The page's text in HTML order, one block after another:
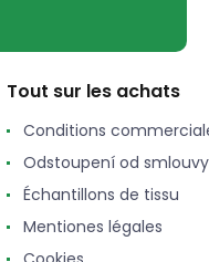
Tout sur les achats
Conditions
Odstoupení od smlouvy
Échantillons de tissu
Mentiones légales